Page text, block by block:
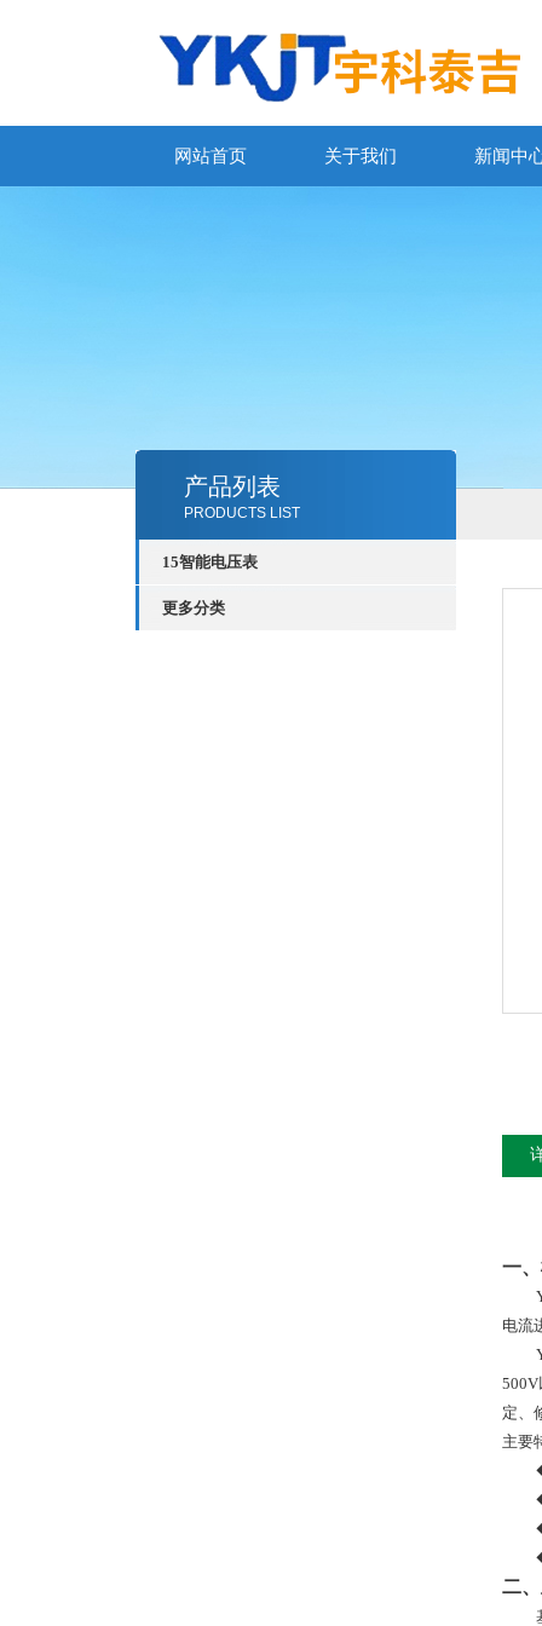
网站首页 关于我们 新闻中
产品列表
PRODUCTS LIST
15智能电压表
更多分类
一
电流
定、
主要
二